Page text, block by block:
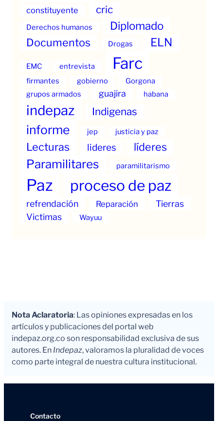
constituyente cric
Derechos humanos Diplomado
Documentos Drogas ELN
EMC entrevista Farc
firmantes gobierno
Gorgona
grupos armados
guajira habana
indepaz Indigenas
informe jep justicia y paz
Lecturas lideres líderes
Paramilitares paramilitarismo
Paz proceso de paz
refrendación Reparación
Tierras
Victimas
Wayuu
Nota Aclaratoria: Las opiniones expresadas en los
artículos y publicaciones del portal web
indepaz.org.co son responsabilidad exclusiva de sus
autores. En Indepaz, valoramos la pluralidad de voces
como parte integral de nuestra cultura institucional.
Contacto